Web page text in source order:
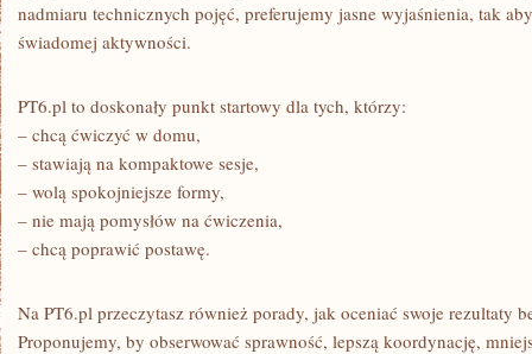
nadmiaru technicznych pojęć, preferujemy jasne wyjaśnienia, tak
świadomej aktywności.
PT6.pl to doskonały punkt startowy dla tych, którzy:
– chcą ćwiczyć w domu,
– stawiają na kompaktowe sesje,
– wolą spokojniejsze formy,
– nie mają pomysłów na ćwiczenia,
– chcą poprawić postawę.
Na PT6.pl przeczytasz również porady, jak oceniać swoje rezultaty
Proponujemy, by obserwować sprawność, lepszą koordynację,